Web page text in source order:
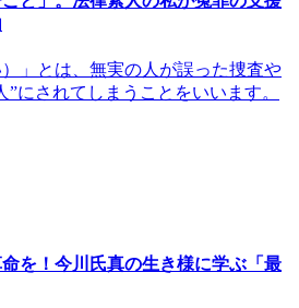
）」とは、無実の人が誤った捜査や
”にされてしまうことをいいます。
を！今川氏真の生き様に学ぶ「最